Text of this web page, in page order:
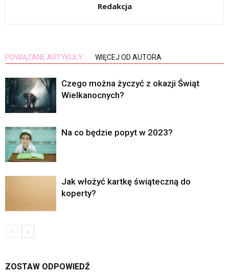
Redakcja
POWIĄZANE ARTYKUŁY WIĘCEJ OD AUTORA
Czego można życzyć z okazji Świąt
Wielkanocnych?
Na co będzie popyt w 2023?
Jak włożyć kartkę świąteczną do
koperty?
ZOSTAW ODPOWIEDŹ